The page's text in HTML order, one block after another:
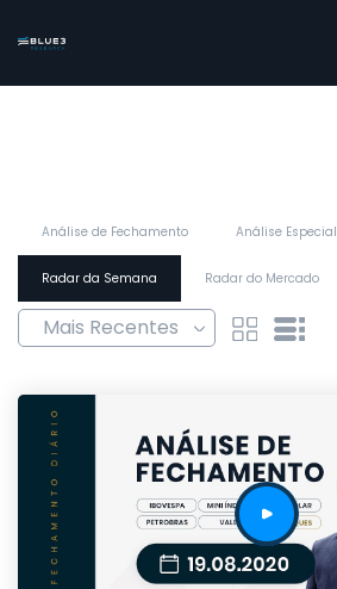
Análise de Fechamento Análise Especial
Radar da Semana Radar do Mercado